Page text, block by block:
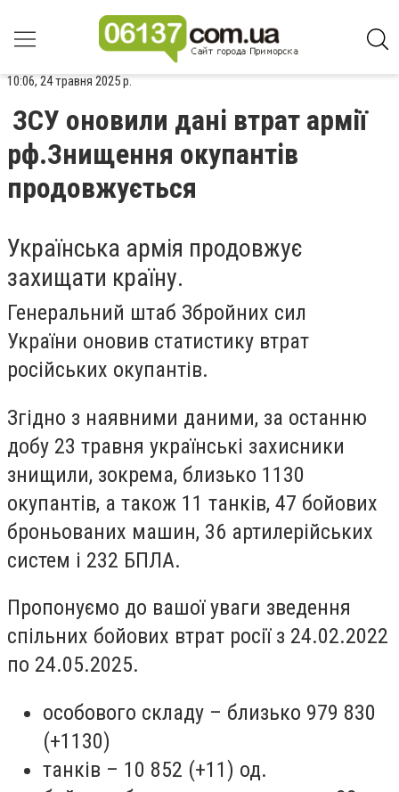
10:06, 24 травня 2025 р.
ЗСУ оновили дані втрат армії
рф.Знищення окупантів
продовжується
Українська армія продовжує
захищати країну.
Генеральний штаб Збройних сил
України оновив статистику втрат
російських окупантів.
Згідно з наявними даними, за останню
добу 23 травня українські захисники
знищили, зокрема, близько 1130
окупантів, а також 11 танків, 47 бойових
броньованих машин, 36 артилерійських
систем і 232 БПЛА.
Пропонуємо до вашої уваги зведення
спільних бойових втрат росії з 24.02.2022
по 24.05.2025.
особового складу – близько 979 830
(+1130)
танків – 10 852 (+11) од.